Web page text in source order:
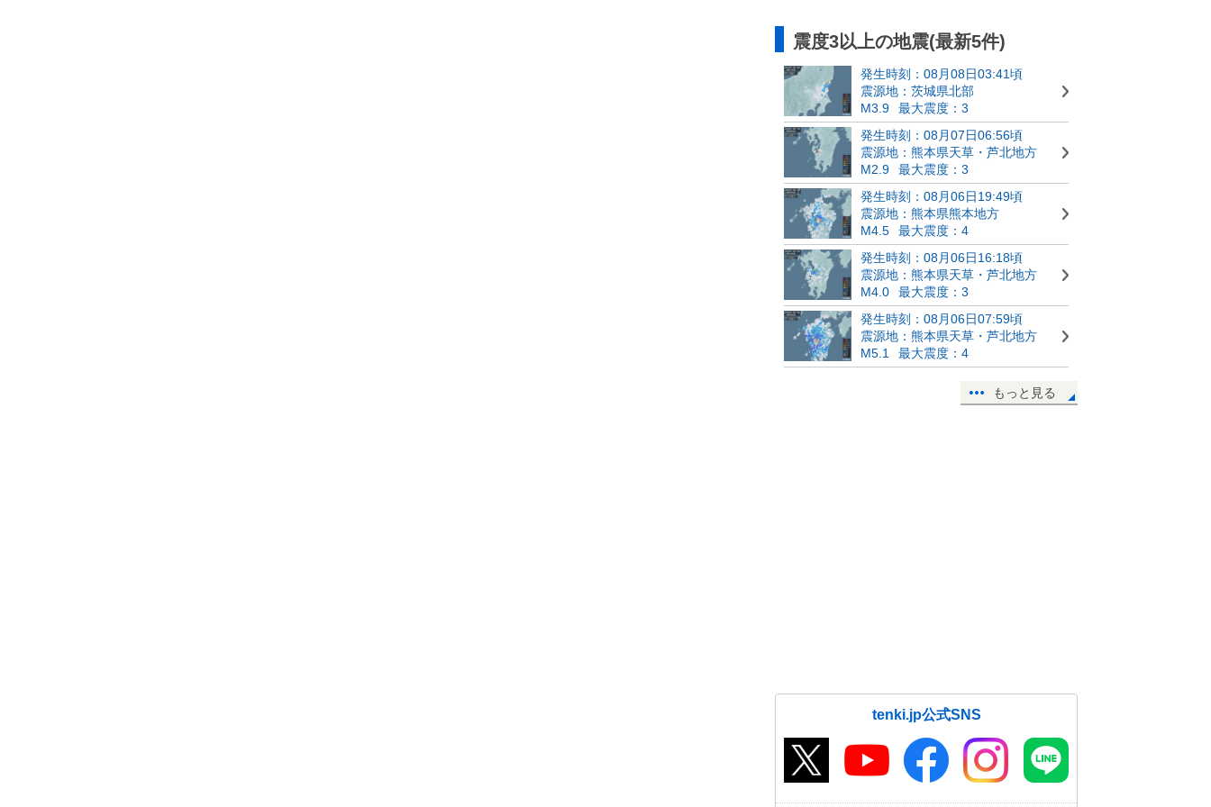
震度3以上の地震(最新5件)
発生時刻：08月08日03:41頃
震源地：茨城県北部
M3.9
最大震度：3
発生時刻：08月07日06:56頃
震源地：熊本県天草・芦北地方
M2.9
最大震度：3
発生時刻：08月06日19:49頃
震源地：熊本県熊本地方
M4.5
最大震度：4
発生時刻：08月06日16:18頃
震源地：熊本県天草・芦北地方
M4.0
最大震度：3
発生時刻：08月06日07:59頃
震源地：熊本県天草・芦北地方
M5.1
最大震度：4
もっと見る
tenki.jp公式SNS